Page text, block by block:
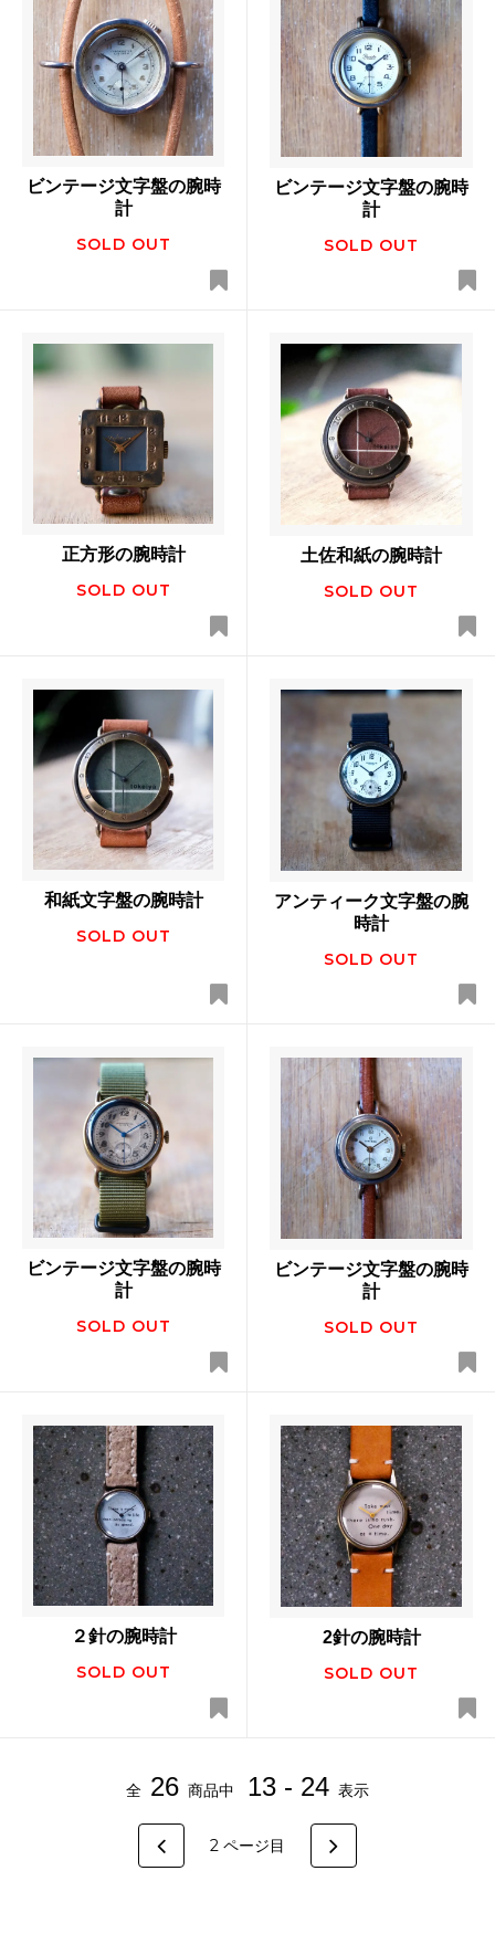
ビンテージ文字盤の腕時
計
SOLD OUT
ビンテージ文字盤の腕時
計
SOLD OUT
正方形の腕時計
SOLD OUT
土佐和紙の腕時計
SOLD OUT
和紙文字盤の腕時計
SOLD OUT
アンティーク文字盤の腕
時計
SOLD OUT
ビンテージ文字盤の腕時
計
SOLD OUT
ビンテージ文字盤の腕時
計
SOLD OUT
２針の腕時計
SOLD OUT
2針の腕時計
SOLD OUT
全 26 商品中 13 - 24 表示
2 ページ目